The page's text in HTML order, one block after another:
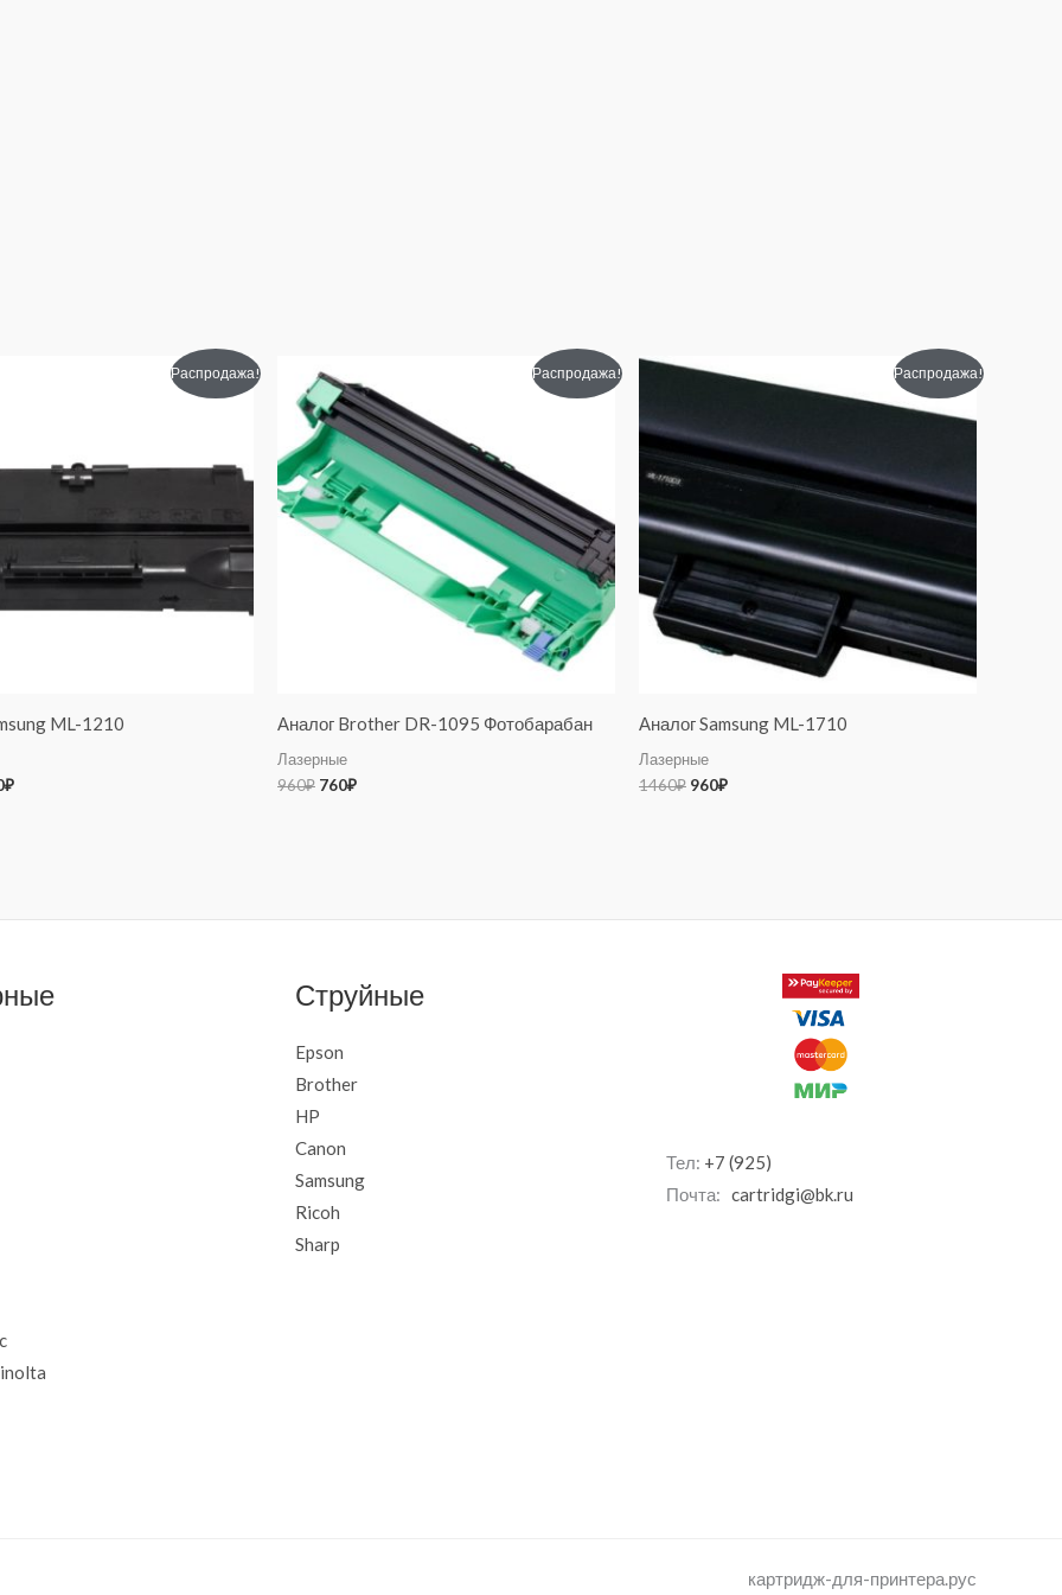
Распродажа!
ML-1210
₽
Распродажа!
Аналог Brother DR-1095 Фотобарабан
Лазерные
960₽
цена
составляла
960₽.
760₽
цена:
760₽.
Распродажа!
Аналог Samsung ML-1710
Лазерные
1460₽
Первоначальная
960₽
цена:
Струйные
Epson
Brother
HP
Canon
Samsung
Ricoh
Sharp
Тел: +7 (925)
Почта: cartridgi@bk.ru
картридж-для-принтера.рус